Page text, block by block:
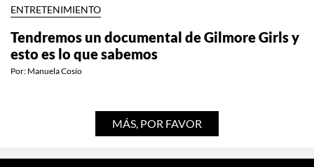
ENTRETENIMIENTO
Tendremos un documental de Gilmore Girls y
esto es lo que sabemos
Por: Manuela Cosío
MÁS, POR FAVOR